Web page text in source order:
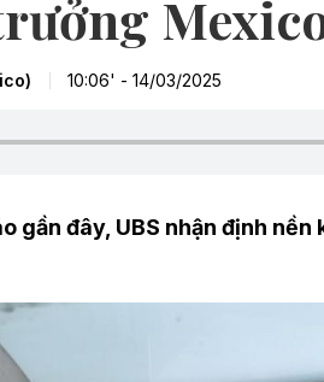
10:06' - 14/03/2025
gần đây, UBS nhận định